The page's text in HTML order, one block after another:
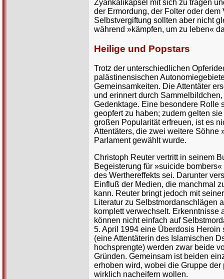
Zyankalikapsel mit sich zu tragen
der Ermordung, der Folter oder
Selbstvergiftung sollten aber nicht
während »kämpfen, um zu leben«
Heilige und Popstars
Trotz der unterschiedlichen
palästinensischen
Gemeinsamkeiten. Die Attentäter
und erinnert durch
Gedenktage. Eine besondere Rolle
geopfert zu haben; zudem gelten
großen Popularität erfreuen, ist es
Attentäters, die zwei weitere Söhne
Parlament gewählt wurde.
Christoph Reuter vertritt in seinem
Begeisterung für »suicide
des Werthereffekts sei. Darunter
Einfluß der Medien, die manchmal
kann. Reuter bringt jedoch mit
Literatur zu Selbstmordanschlägen
komplett verwechselt.
können nicht einfach auf
5. April 1994 eine Überdosis
(eine Attentäterin des Islamischen
hochsprengte) werden zwar beide
Gründen. Gemeinsam ist beiden
erhoben wird, wobei die Gruppe
wirklich nacheifern wollen.